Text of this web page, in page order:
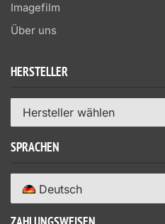
Imagefilm
Über uns
HERSTELLER
Hersteller wählen
SPRACHEN
Deutsch